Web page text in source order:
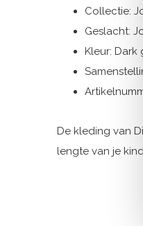
Collectie:
Geslacht:
Kleur: Dark
De kleding van
lengte van je